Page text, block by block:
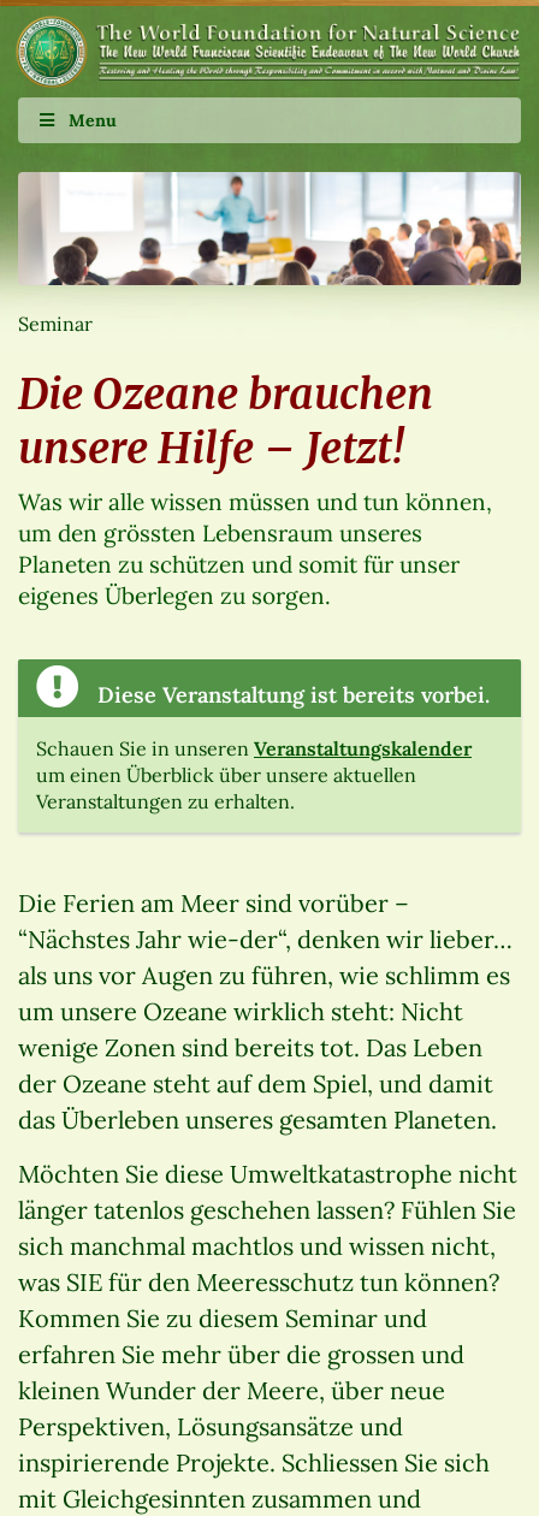
Menu
Seminar
Die Ozeane brauchen
unsere Hilfe – Jetzt!
Was wir alle wissen müssen und tun können,
um den grössten Lebensraum unseres
Planeten zu schützen und somit für unser
eigenes Überlegen zu sorgen.
Diese Veranstaltung ist bereits vorbei.
Schauen Sie in unseren Veranstaltungskalender
um einen Überblick über unsere aktuellen
Veranstaltungen zu erhalten.
Die Ferien am Meer sind vorüber –
“Nächstes Jahr wie-der“, denken wir lieber…
als uns vor Augen zu führen, wie schlimm es
um unsere Ozeane wirklich steht: Nicht
wenige Zonen sind bereits tot. Das Leben
der Ozeane steht auf dem Spiel, und damit
das Überleben unseres gesamten Planeten.
Möchten Sie diese Umweltkatastrophe nicht
länger tatenlos geschehen lassen? Fühlen Sie
sich manchmal machtlos und wissen nicht,
was SIE für den Meeresschutz tun können?
Kommen Sie zu diesem Seminar und
erfahren Sie mehr über die grossen und
kleinen Wunder der Meere, über neue
Perspektiven, Lösungsansätze und
inspirierende Projekte. Schliessen Sie sich
mit Gleichgesinnten zusammen und